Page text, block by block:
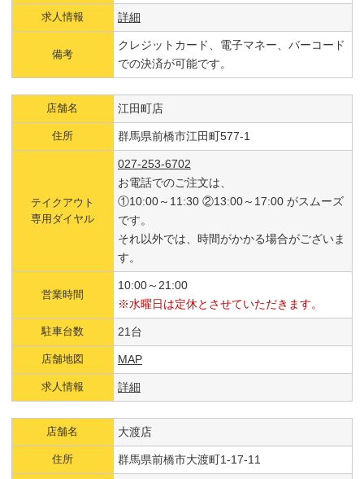
求人情報 詳細
備考
クレジットカード、電子マネー、バーコード
での決済が可能です。
店舗名 江田町店
住所 群馬県前橋市江田町577-1
テイクアウト
専用ダイヤル
027-253-6702
お電話でのご注文は、
①10:00～11:30 ②13:00～17:00 がスムーズ
です。
それ以外では、時間がかかる場合がございま
す。
営業時間
10:00～21:00
※水曜日は定休とさせていただきます。
駐車台数 21台
店舗地図 MAP
求人情報 詳細
店舗名 大渡店
住所 群馬県前橋市大渡町1-17-11